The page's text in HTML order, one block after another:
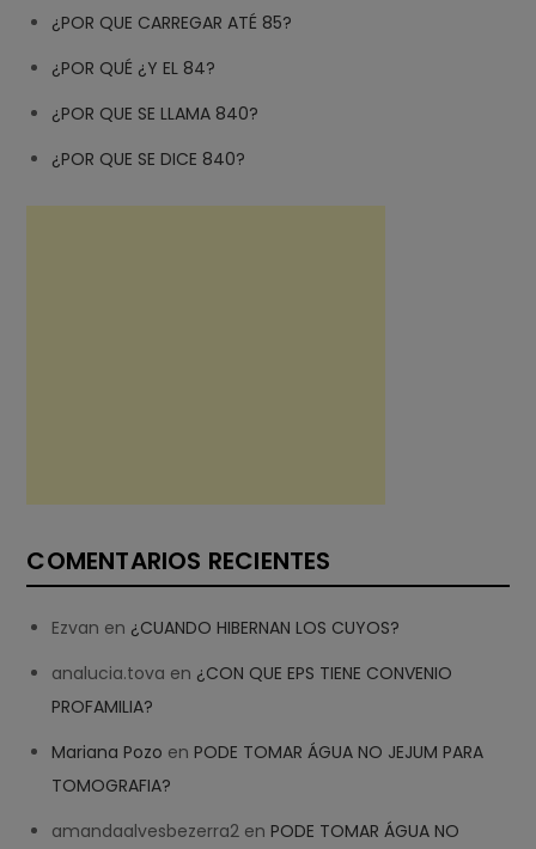
¿POR QUE CARREGAR ATÉ 85?
¿POR QUÉ ¿Y EL 84?
¿POR QUE SE LLAMA 840?
¿POR QUE SE DICE 840?
COMENTARIOS RECIENTES
Ezvan en ¿CUANDO HIBERNAN LOS CUYOS?
analucia.tova en ¿CON QUE EPS TIENE CONVENIO
PROFAMILIA?
Mariana Pozo enPODE TOMAR ÁGUA NO JEJUM PARA
TOMOGRAFIA?
amandaalvesbezerra2 enPODE TOMAR ÁGUA NO